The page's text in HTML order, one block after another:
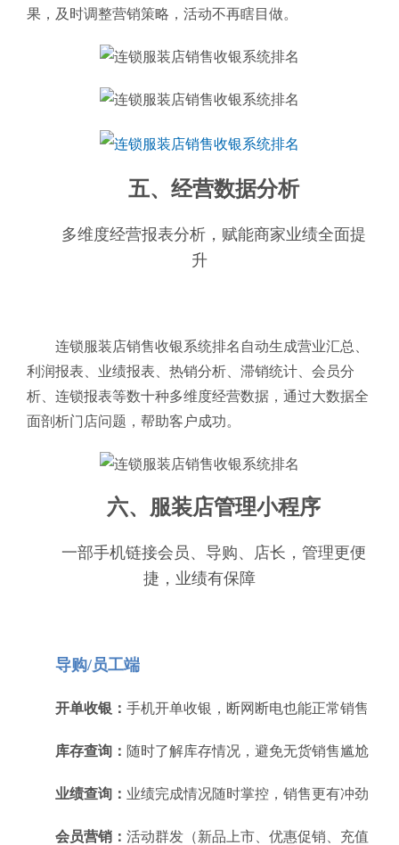
果，及时调整营销策略，活动不再瞎目做。
五、经营数据分析
多维度经营报表分析，赋能商家业绩全面提
升
连锁服装店销售收银系统排名自动生成营业汇总、
利润报表、业绩报表、热销分析、滞销统计、会员分
析、连锁报表等数十种多维度经营数据，通过大数据全
面剖析门店问题，帮助客户成功。
六、服装店管理小程序
一部手机链接会员、导购、店长，管理更便
捷，业绩有保障
导购/员工端
开单收银： 手机开单收银，断网断电也能正常销售
库存查询： 随时了解库存情况，避免无货销售尴尬
业绩查询： 业绩完成情况随时掌控，销售更有冲劲
会员营销： 活动群发（新品上市、优惠促销、充值